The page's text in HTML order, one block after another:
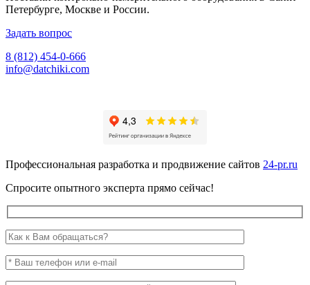
Петербурге, Москве и России.
Задать вопрос
8 (812) 454-0-666
info@datchiki.com
Профессиональная разработка и продвижение сайтов 24-pr.ru
Спросите опытного эксперта прямо сейчас!